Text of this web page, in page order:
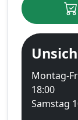
Montag-
18:00
Samstag